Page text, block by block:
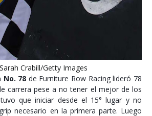
Crabill/Getty Images
No. 78 de Furniture Row Racing lideró 78
carrera pese a no tener el mejor de los
que iniciar desde el 15° lugar y no
necesario en la primera parte. Luego